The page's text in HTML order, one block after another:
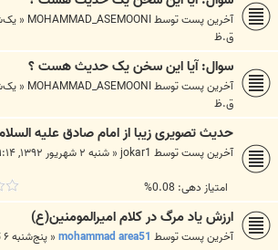
آخرین پست توسطMOHAMMAD_ASEMOONI
«
ق.ظ
سوال: آیا این سخن یک حدیث هست ؟
آخرین پست توسطMOHAMMAD_ASEMOONI
«
ق.ظ
حدیث تصویری زیبا از امام صادق علیه السلام
آخرین پست توسطjokar1
« شنبه ۲ شهریور ۱۳۹۲, ۹:۱۴ ب.ظ
امتیاز دهی: 0.08%
ارزش یاد مرگ در کلام امیرالمومنین(ع)
آخرین پست توسطmohammad area51
« پنج‌شنبه ۶ تیر ۱۳۹۲, ۴:۰۲ ب.ظ